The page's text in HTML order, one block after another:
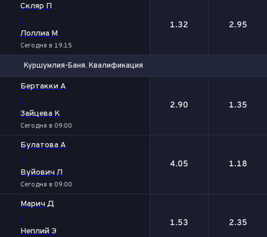
Скляр П
-
Лоллиа М
Сегодня в 19:15
1.32 2.95
Куршумлия-Баня. Квалификация
Бертакки А
-
Зайцева К
Сегодня в 09:00
2.90 1.35
Булатова А
-
Вуйович Л
Сегодня в 09:00
4.05 1.18
Марич Д
-
Неплий Э
1.53 2.35